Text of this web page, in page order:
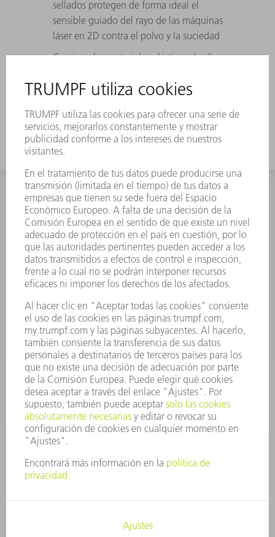
sellados protegen de forma ideal el
sensible guiado del rayo de las máquinas
láser en 2D contra el polvo y la suciedad
Gracias a los materiales plásticos de alta
alcanzan una vida útil máxima (hasta tres
INFORMACIÓN
Preguntas más frecuentes
Condiciones generales de venta
CONTACTO
Departamento de Repuestos
+34 91 657 36 70
Viernes de 8h – 17h
repuestos@es.trumpf.com
CONTACTO
Departamento de Utillaje
+34 91 657 36 69
Lunes a Jueves de 8h – 18h
Viernes de 8h – 17h
utillaje@trumpf.com